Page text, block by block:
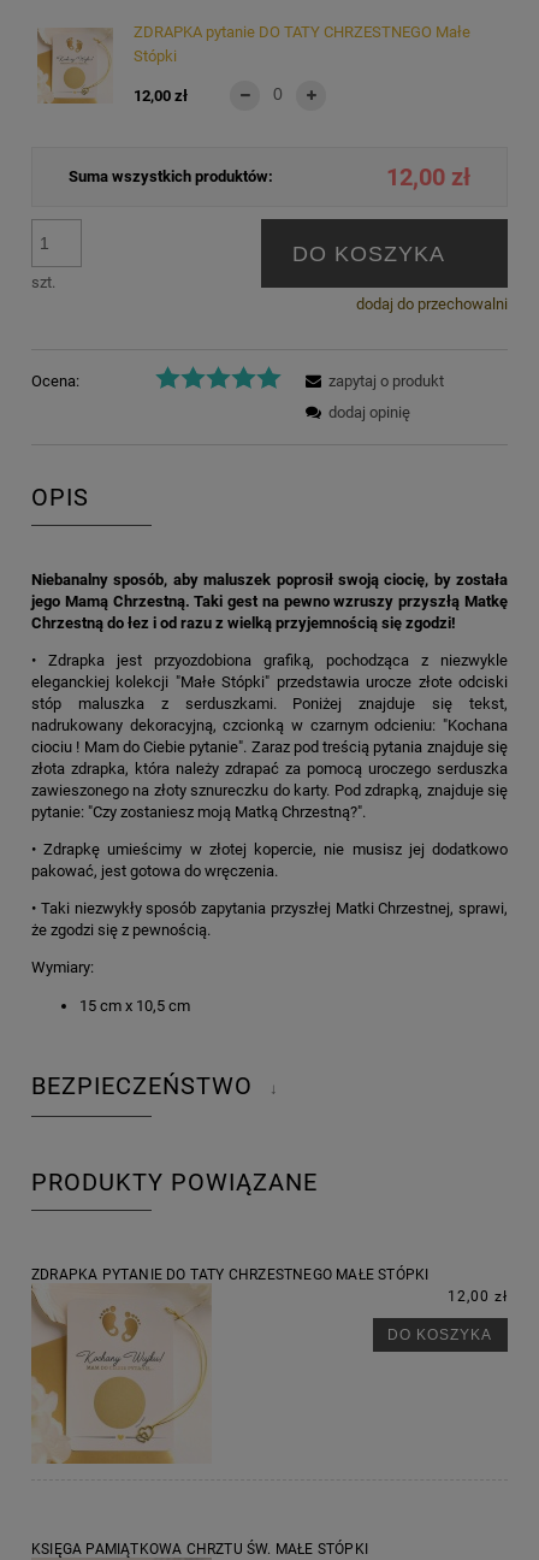
ZDRAPKA pytanie DO TATY CHRZESTNEGO Małe
Stópki
12,00 zł
Suma wszystkich produktów: 12,00 zł
szt.
DO KOSZYKA
dodaj do przechowalni
Ocena:
zapytaj o produkt
dodaj opinię
OPIS
Niebanalny sposób, aby maluszek poprosił swoją ciocię, by została
jego Mamą Chrzestną. Taki gest na pewno wzruszy przyszłą Matkę
Chrzestną do łez i od razu z wielką przyjemnością się zgodzi!
• Zdrapka jest przyozdobiona grafiką, pochodząca z niezwykle
eleganckiej kolekcji "Małe Stópki" przedstawia urocze złote odciski
stóp maluszka z serduszkami. Poniżej znajduje się tekst,
nadrukowany dekoracyjną, czcionką w czarnym odcieniu: "Kochana
ciociu ! Mam do Ciebie pytanie". Zaraz pod treścią pytania znajduje się
złota zdrapka, która należy zdrapać za pomocą uroczego serduszka
zawieszonego na złoty sznureczku do karty. Pod zdrapką, znajduje się
pytanie: "Czy zostaniesz moją Matką Chrzestną?".
• Zdrapkę umieścimy w złotej kopercie, nie musisz jej dodatkowo
pakować, jest gotowa do wręczenia.
• Taki niezwykły sposób zapytania przyszłej Matki Chrzestnej, sprawi,
że zgodzi się z pewnością.
Wymiary:
15 cm x 10,5 cm
BEZPIECZEŃSTWO ↓
PRODUKTY POWIĄZANE
ZDRAPKA PYTANIE DO TATY CHRZESTNEGO MAŁE STÓPKI
12,00 zł
DO KOSZYKA
KSIĘGA PAMIĄTKOWA CHRZTU ŚW. MAŁE STÓPKI